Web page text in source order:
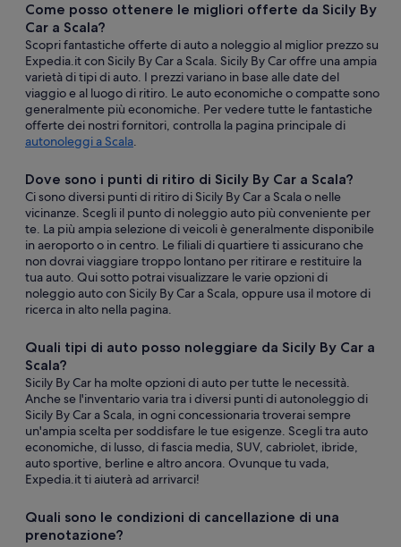
Come posso ottenere le migliori offerte da Sicily By
Car a Scala?
Scopri fantastiche offerte di auto a noleggio al miglior prezzo su
Expedia.it con Sicily By Car a Scala. Sicily By Car offre una ampia
varietà di tipi di auto. I prezzi variano in base alle date del
viaggio e al luogo di ritiro. Le auto economiche o compatte sono
generalmente più economiche. Per vedere tutte le fantastiche
offerte dei nostri fornitori, controlla la pagina principale di
autonoleggi a Scala.
Dove sono i punti di ritiro di Sicily By Car a Scala?
Ci sono diversi punti di ritiro di Sicily By Car a Scala o nelle
vicinanze. Scegli il punto di noleggio auto più conveniente per
te. La più ampia selezione di veicoli è generalmente disponibile
in aeroporto o in centro. Le filiali di quartiere ti assicurano che
non dovrai viaggiare troppo lontano per ritirare e restituire la
tua auto. Qui sotto potrai visualizzare le varie opzioni di
noleggio auto con Sicily By Car a Scala, oppure usa il motore di
ricerca in alto nella pagina.
Quali tipi di auto posso noleggiare da Sicily By Car a
Scala?
Sicily By Car ha molte opzioni di auto per tutte le necessità.
Anche se l'inventario varia tra i diversi punti di autonoleggio di
Sicily By Car a Scala, in ogni concessionaria troverai sempre
un'ampia scelta per soddisfare le tue esigenze. Scegli tra auto
economiche, di lusso, di fascia media, SUV, cabriolet, ibride,
auto sportive, berline e altro ancora. Ovunque tu vada,
Expedia.it ti aiuterà ad arrivarci!
Quali sono le condizioni di cancellazione di una
prenotazione?